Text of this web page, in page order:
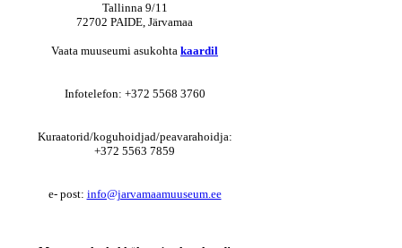
Tallinna 9/11
72702 PAIDE, Järvamaa
Vaata muuseumi asukohta kaardil
Infotelefon: +372 5568 3760
Kuraatorid/koguhoidjad/peavarahoidja:
+372 5563 7859
e- post: info@jarvamaamuuseum.ee